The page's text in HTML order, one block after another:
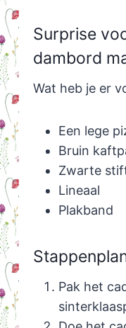
Surprise
dambord
Wat heb je er
Een lege
Bruin
Zwarte
Lineaal
Plakband
Pak het